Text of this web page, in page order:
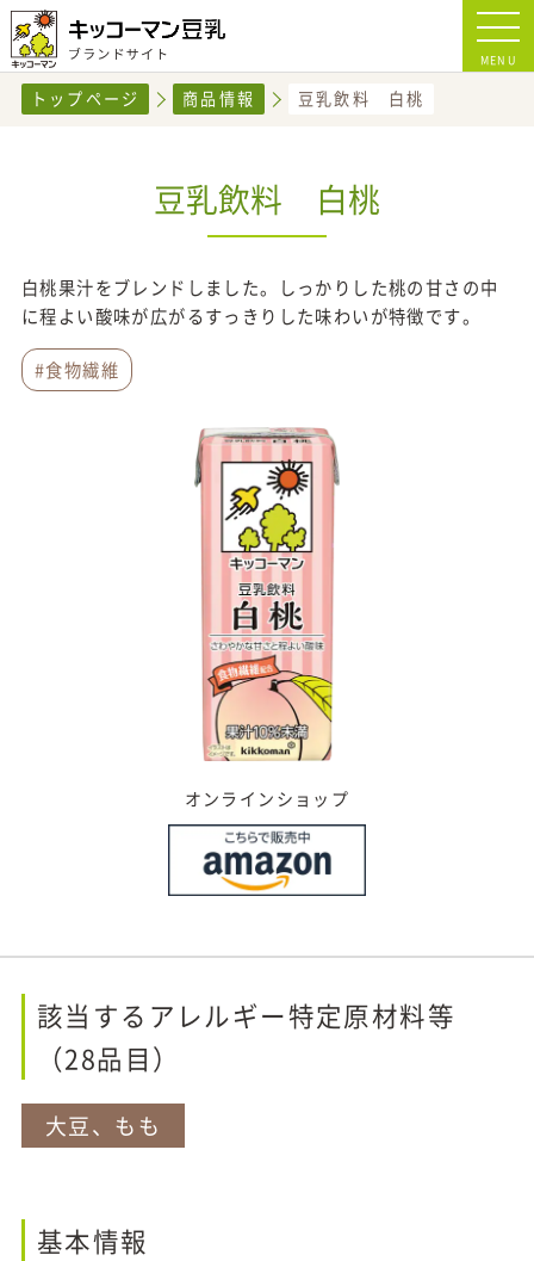
MENU
トップページ 商品情報 豆乳飲料 白桃
豆乳飲料 白桃
白桃果汁をブレンドしました。しっかりした桃の甘さの中
に程よい酸味が広がるすっきりした味わいが特徴です。
#食物繊維
オンラインショップ
該当するアレルギー特定原材料等
（28品目）
大豆、もも
基本情報